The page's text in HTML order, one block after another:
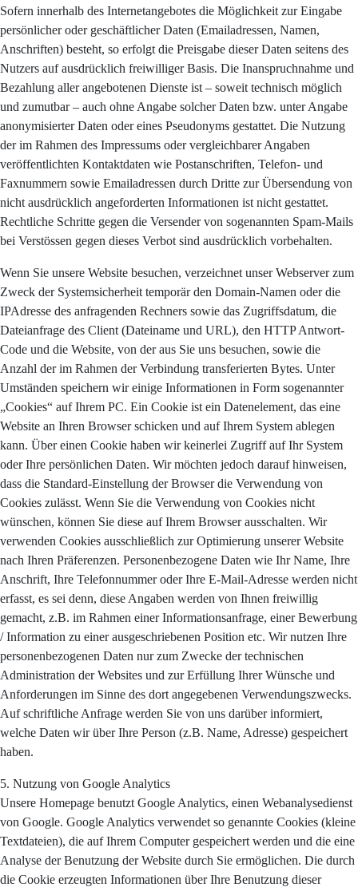
Sofern innerhalb des Internetangebotes die Möglichkeit zur Eingabe
persönlicher oder geschäftlicher Daten (Emailadressen, Namen,
Anschriften) besteht, so erfolgt die Preisgabe dieser Daten seitens des
Nutzers auf ausdrücklich freiwilliger Basis. Die Inanspruchnahme und
Bezahlung aller angebotenen Dienste ist – soweit technisch möglich
und zumutbar – auch ohne Angabe solcher Daten bzw. unter Angabe
anonymisierter Daten oder eines Pseudonyms gestattet. Die Nutzung
der im Rahmen des Impressums oder vergleichbarer Angaben
veröffentlichten Kontaktdaten wie Postanschriften, Telefon- und
Faxnummern sowie Emailadressen durch Dritte zur Übersendung von
nicht ausdrücklich angeforderten Informationen ist nicht gestattet.
Rechtliche Schritte gegen die Versender von sogenannten Spam-Mails
bei Verstössen gegen dieses Verbot sind ausdrücklich vorbehalten.
Wenn Sie unsere Website besuchen, verzeichnet unser Webserver zum
Zweck der Systemsicherheit temporär den Domain-Namen oder die
IPAdresse des anfragenden Rechners sowie das Zugriffsdatum, die
Dateianfrage des Client (Dateiname und URL), den HTTP Antwort-
Code und die Website, von der aus Sie uns besuchen, sowie die
Anzahl der im Rahmen der Verbindung transferierten Bytes. Unter
Umständen speichern wir einige Informationen in Form sogenannter
„Cookies“ auf Ihrem PC. Ein Cookie ist ein Datenelement, das eine
Website an Ihren Browser schicken und auf Ihrem System ablegen
kann. Über einen Cookie haben wir keinerlei Zugriff auf Ihr System
oder Ihre persönlichen Daten. Wir möchten jedoch darauf hinweisen,
dass die Standard-Einstellung der Browser die Verwendung von
Cookies zulässt. Wenn Sie die Verwendung von Cookies nicht
wünschen, können Sie diese auf Ihrem Browser ausschalten. Wir
verwenden Cookies ausschließlich zur Optimierung unserer Website
nach Ihren Präferenzen. Personenbezogene Daten wie Ihr Name, Ihre
Anschrift, Ihre Telefonnummer oder Ihre E-Mail-Adresse werden nicht
erfasst, es sei denn, diese Angaben werden von Ihnen freiwillig
gemacht, z.B. im Rahmen einer Informationsanfrage, einer Bewerbung
/ Information zu einer ausgeschriebenen Position etc. Wir nutzen Ihre
personenbezogenen Daten nur zum Zwecke der technischen
Administration der Websites und zur Erfüllung Ihrer Wünsche und
Anforderungen im Sinne des dort angegebenen Verwendungszwecks.
Auf schriftliche Anfrage werden Sie von uns darüber informiert,
welche Daten wir über Ihre Person (z.B. Name, Adresse) gespeichert
haben.
5. Nutzung von Google Analytics
Unsere Homepage benutzt Google Analytics, einen Webanalysedienst
von Google. Google Analytics verwendet so genannte Cookies (kleine
Textdateien), die auf Ihrem Computer gespeichert werden und die eine
Analyse der Benutzung der Website durch Sie ermöglichen. Die durch
die Cookie erzeugten Informationen über Ihre Benutzung dieser